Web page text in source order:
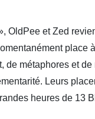
OldPee et Zed
place
de métaphores et
Leurs
heures de 13